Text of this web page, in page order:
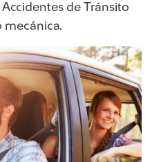
de Tránsito
mecánica.